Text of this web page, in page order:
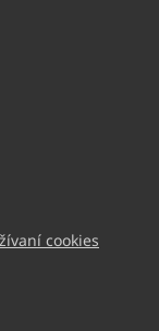
cookies